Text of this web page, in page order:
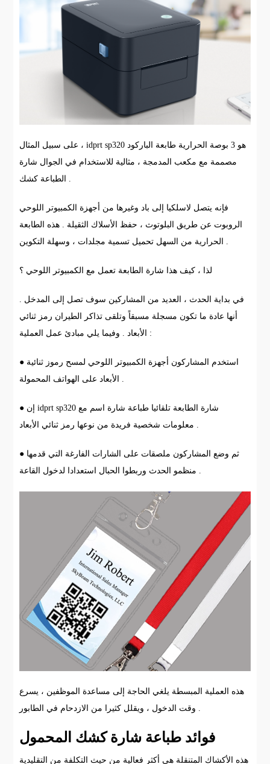
على سبيل المثال ، idprt sp320 هو 3 بوصة الحرارية طابعة الباركود
مصممة مع مكعب المدمجة ، مثالية للاستخدام في الجوال شارة
الطباعة كشك .
فإنه يتصل لاسلكيا إلى باد وغيرها من أجهزة الكمبيوتر اللوحي
الروبوت عن طريق البلوتوث ، حفظ الأسلاك الثقيلة . هذه الطابعة
الحرارية من السهل تحميل تسمية مجلدات ، وسهلة التكوين .
لذا ، كيف هذا شارة الطابعة تعمل مع الكمبيوتر اللوحي ؟
في بداية الحدث ، العديد من المشاركين سوف تصل إلى المدخل .
أنها عادة ما تكون مسجلة مسبقاً وتلقى تذاكر الطيران رمز ثنائي
الأبعاد . وفيما يلي مبادئ عمل العملية :
● استخدم المشاركون أجهزة الكمبيوتر اللوحي لمسح رموز ثنائية
الأبعاد على الهواتف المحمولة .
● إن idprt sp320 شارة الطابعة تلقائيا طباعة شارة اسم مع
معلومات شخصية فريدة من نوعها رمز ثنائي الأبعاد .
● ثم وضع المشاركون ملصقات على الشارات الفارغة التي قدمها
منظمو الحدث وربطوا الحبال استعدادا لدخول القاعة .
هذه العملية المبسطة يلغي الحاجة إلى مساعدة الموظفين ، يسرع
وقت الدخول ، ويقلل كثيرا من الازدحام في الطابور .
فوائد طباعة شارة كشك المحمول
هذه الأكشاك المتنقلة هي أكثر فعالية من حيث التكلفة من التقليدية